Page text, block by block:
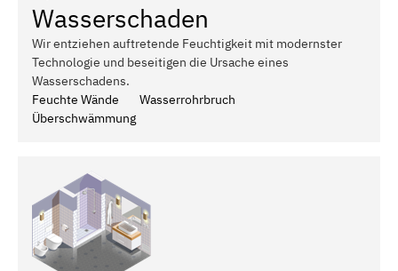
Wasserschaden
Wir entziehen auftretende Feuchtigkeit mit modernster
Technologie und beseitigen die Ursache eines
Wasserschadens.
Feuchte Wände
Wasserrohrbruch
Überschwämmung